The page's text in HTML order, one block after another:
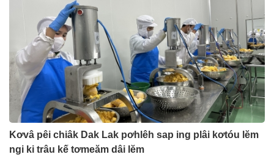
Kơvâ pêi chiâk Dak Lak pơhlêh sap ing plâi kơtóu lĕm
ngi ki trâu kế tơmeăm dâi lĕm